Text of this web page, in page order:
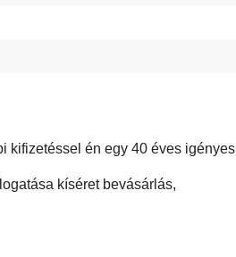
kifizetéssel én egy 40 éves igényes
kíséret bevásárlás,